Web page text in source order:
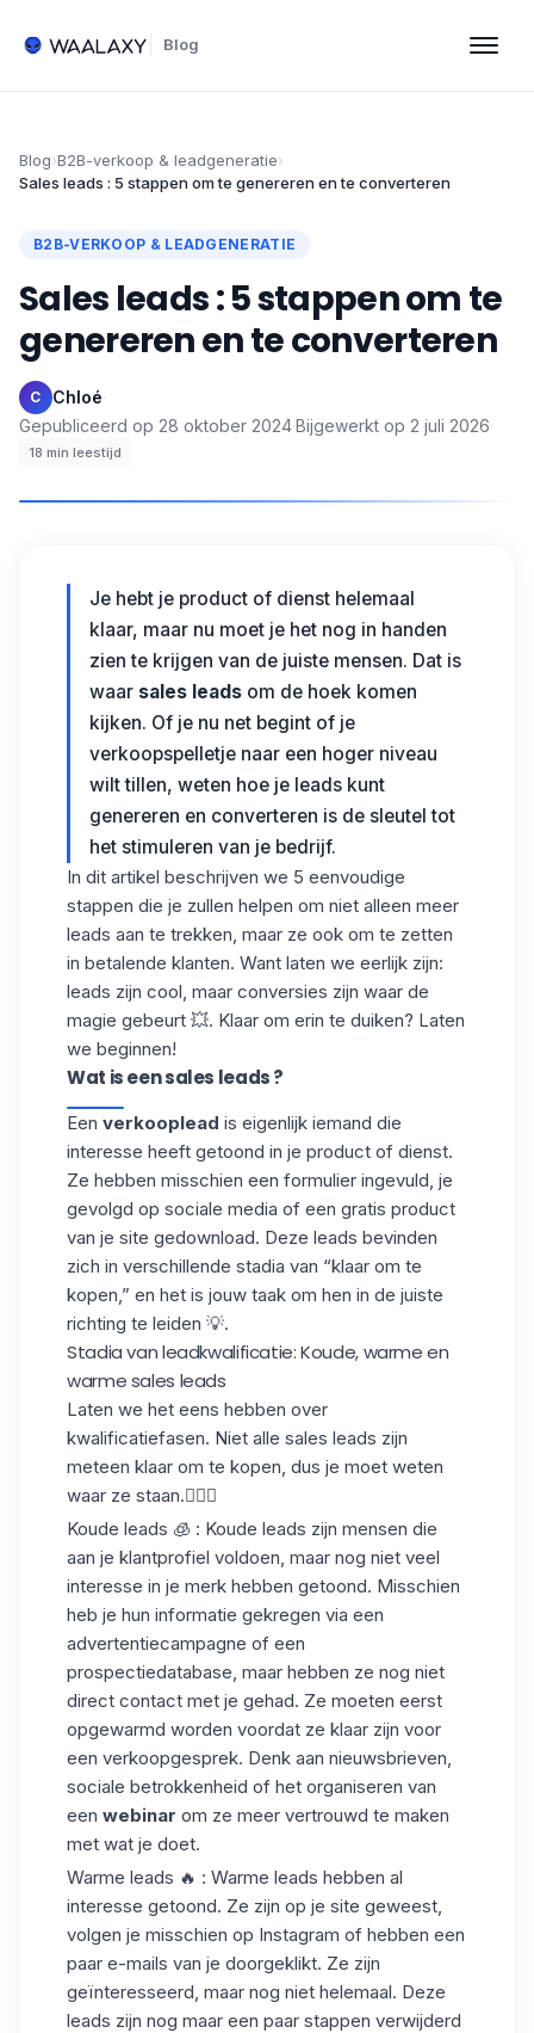
Blog
Blog›B2B-verkoop & leadgeneratie›
Sales leads : 5 stappen om te genereren en te converteren
B2B-VERKOOP & LEADGENERATIE
Sales leads : 5 stappen om te
genereren en te converteren
C Chloé·
Gepubliceerd op 28 oktober 2024·Bijgewerkt op 2 juli 2026·
18 min leestijd
Je hebt je product of dienst helemaal
klaar, maar nu moet je het nog in handen
zien te krijgen van de juiste mensen. Dat is
waar sales leads om de hoek komen
kijken. Of je nu net begint of je
verkoopspelletje naar een hoger niveau
wilt tillen, weten hoe je leads kunt
genereren en converteren is de sleutel tot
het stimuleren van je bedrijf.
In dit artikel beschrijven we 5 eenvoudige
stappen die je zullen helpen om niet alleen meer
leads aan te trekken, maar ze ook om te zetten
in betalende klanten. Want laten we eerlijk zijn:
leads zijn cool, maar conversies zijn waar de
magie gebeurt 💥. Klaar om erin te duiken? Laten
we beginnen!
Wat is een sales leads ?
Een verkooplead is eigenlijk iemand die
interesse heeft getoond in je product of dienst.
Ze hebben misschien een formulier ingevuld, je
gevolgd op sociale media of een gratis product
van je site gedownload. Deze leads bevinden
zich in verschillende stadia van “klaar om te
kopen,” en het is jouw taak om hen in de juiste
richting te leiden 💡.
Stadia van leadkwalificatie: Koude, warme en
warme sales leads
Laten we het eens hebben over
kwalificatiefasen. Niet alle sales leads zijn
meteen klaar om te kopen, dus je moet weten
waar ze staan.🧍🏻‍♂️
Koude leads 🧊 : Koude leads zijn mensen die
aan je klantprofiel voldoen, maar nog niet veel
interesse in je merk hebben getoond. Misschien
heb je hun informatie gekregen via een
advertentiecampagne of een
prospectiedatabase , maar hebben ze nog niet
direct contact met je gehad. Ze moeten eerst
opgewarmd worden voordat ze klaar zijn voor
een verkoopgesprek. Denk aan nieuwsbrieven,
sociale betrokkenheid of het organiseren van
een webinar om ze meer vertrouwd te maken
met wat je doet.
Warme leads 🔥 : Warme leads hebben al
interesse getoond. Ze zijn op je site geweest,
volgen je misschien op Instagram of hebben een
paar e-mails van je doorgeklikt. Ze zijn
geïnteresseerd, maar nog niet helemaal. Deze
leads zijn nog maar een paar stappen verwijderd